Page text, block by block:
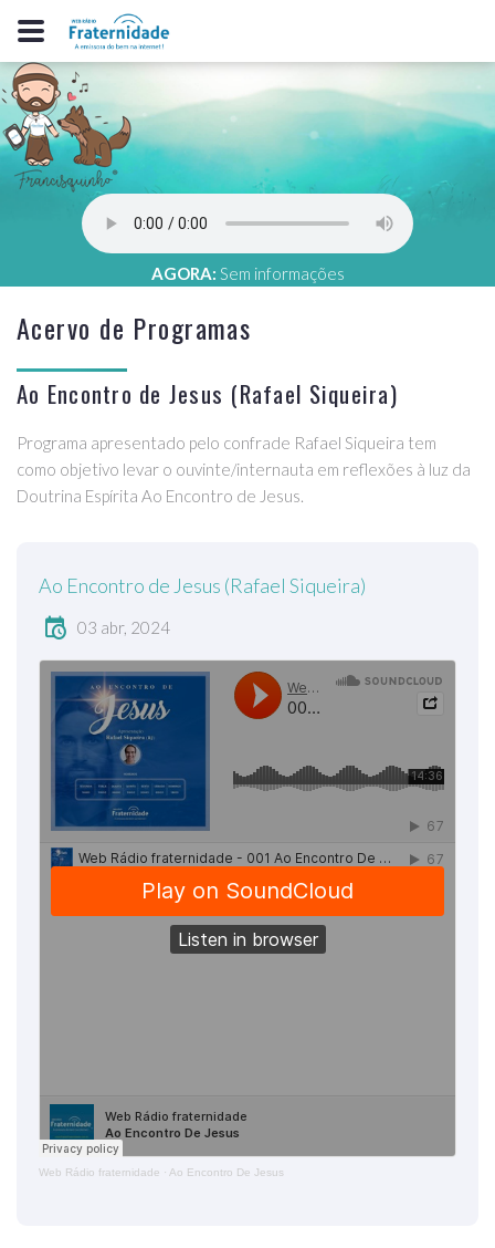
AGORA: Sem informações
Acervo de Programas
Ao Encontro de Jesus (Rafael Siqueira)
Programa apresentado pelo confrade Rafael Siqueira tem
como objetivo levar o ouvinte/internauta em reflexões à luz da
Doutrina Espírita Ao Encontro de Jesus.
Ao Encontro de Jesus (Rafael Siqueira)
03 abr, 2024
Web Rádio fraternidade · Ao Encontro De Jesus